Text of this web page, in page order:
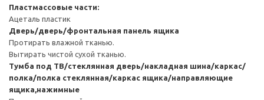
Пластмассовые части:
Ацеталь пластик
Дверь/дверь/фронтальная панель ящика
Протирать влажной тканью.
Вытирать чистой сухой тканью.
Тумба под ТВ/стеклянная дверь/накладная шина/каркас/
полка/полка стеклянная/каркас ящика/направляющие
ящика,нажимные